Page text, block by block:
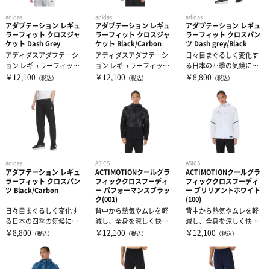
ボールバッグ・空気入れ
グローブ
ネックウォーマー
シンガード
ビブス
DVD・書籍
コート用品
その他グッズ・アクセサリー
インナーシャツ
インナーパンツ・タイツ
レディスインナー
サプリメント
アミノ酸
ビタミン・ミネラル
ドリンク
プロテイン
その他サプリメント
グッズ・アクセサリー
サポーター
ひじ・手首・指用サポーター
大腿・ふくらはぎ用サポーター
ひざ用サポーター
足首用サポーター
その他サポーター
テーピング
非伸縮テープ
アンダーラップ
その他テーピンググッズ
アイシンググッズ
トレーニング用品
スポーツアパレル
半袖シャツ
長袖シャツ
その他グッズ
サンダル
THE PERSON SELECT
adidas
アダプテーション レギュ
ラーフィット クロスジャ
ケット Dash Grey
アディダスアダプテーシ
ョン レギュラーフィット
ライト ウーブン フード付
￥12,100 （税込）
adidas
アダプテーション レギュ
ラーフィット クロスジャ
ケット Black/Carbon
アディダスアダプテーシ
ョン レギュラーフィット
ライト ウーブン フード付
￥12,100 （税込）
adidas
アダプテーション レギュ
ラーフィット クロスパン
ツ Dash grey/Black
日々目まぐるしく変化す
る日本の四季の気候に対
して最適な快適性を提供
￥8,800 （税込）
adidas
アダプテーション レギュ
ラーフィット クロスパン
ツ Black/Carbon
日々目まぐるしく変化す
る日本の四季の気候に対
して最適な快適性を提供
￥8,800 （税込）
ASICS
ACTIMOTIONクールグラ
フィッククロスフーディ
ー パフォーマンスブラッ
ク(001)
背中から熱気やムレを軽
減し、全身を涼しく快適
性を提供 BACKCOOL構造
￥12,100 （税込）
ASICS
ACTIMOTIONクールグラ
フィッククロスフーディ
ー ブリリアントホワイト
(100)
背中から熱気やムレを軽
減し、全身を涼しく快適
性を提供 BACKCOOL構造
￥12,100 （税込）